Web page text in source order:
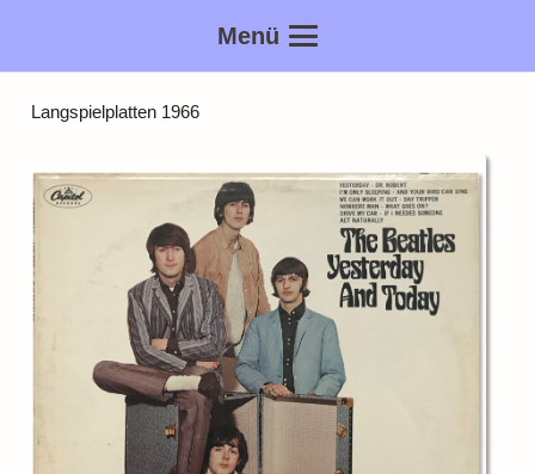
Menü
Langspielplatten 1966